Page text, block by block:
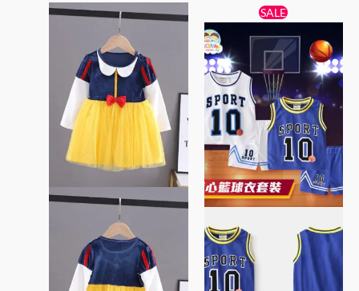
此
多
種
款
式。
可
在
產
SALE
始
價
格：
$65。
目
前
價
格：
$55。
品
有
多
種
式。
可
在
產
品
頁
面